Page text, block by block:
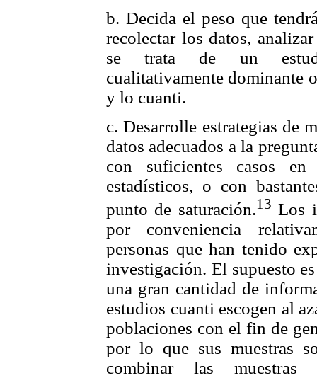
b. Decida el peso que
recolectar los datos,
se trata de un estudio
cualitativamente dominante
y lo cuanti.
c. Desarrolle estrategias de
datos adecuados a la
con suficientes casos
estadísticos, o con
punto de saturación.13 Los
por conveniencia
personas que han tenido
investigación. El supuesto
una gran cantidad de
estudios cuanti escogen al
poblaciones con el fin de
por lo que sus muestras
combinar las muestras